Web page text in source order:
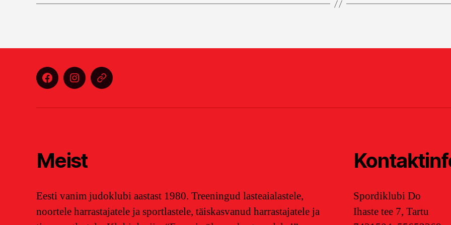
FacebookInstagram
E-
Meist
Eesti vanim judoklubi aastast 1980. Treeningud lasteaialastele,
noortele harrastajatele ja sportlastele, täiskasvanud harrastajatele ja
Spordiklubi Do
Ihaste tee 7, Tartu